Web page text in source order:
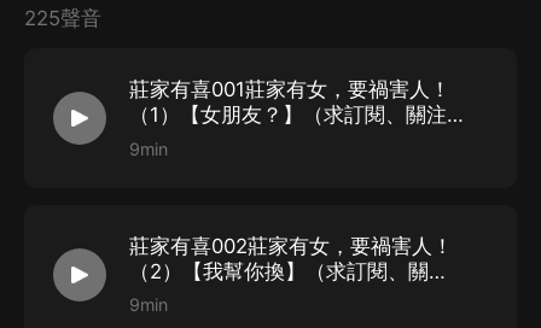
225聲音
莊家有喜001莊家有女，要禍害人！
（1）【女朋友？】（求訂閱、關注、
月票）
9min
莊家有喜002莊家有女，要禍害人！
（2）【我幫你換】（求訂閱、關
注、月票）
9min